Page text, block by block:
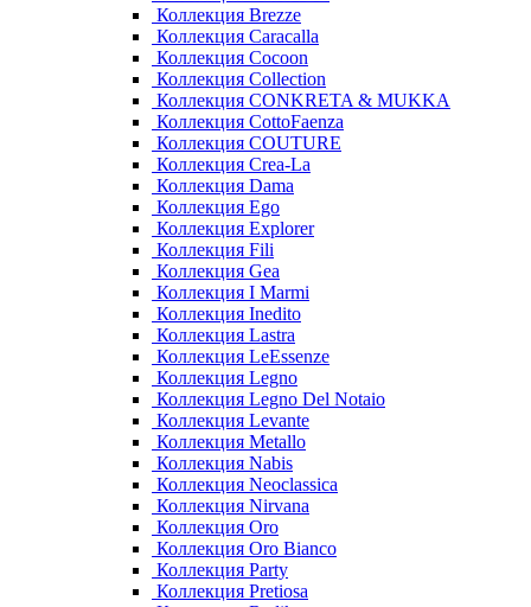
Коллекция Brezze
Коллекция Caracalla
Коллекция Cocoon
Коллекция Collection
Коллекция CONKRETA & MUKKA
Коллекция CottoFaenza
Коллекция COUTURE
Коллекция Crea-La
Коллекция Dama
Коллекция Ego
Коллекция Explorer
Коллекция Fili
Коллекция Gea
Коллекция I Marmi
Коллекция Inedito
Коллекция Lastra
Коллекция LeEssenze
Коллекция Legno
Коллекция Legno Del Notaio
Коллекция Levante
Коллекция Metallo
Коллекция Nabis
Коллекция Neoclassica
Коллекция Nirvana
Коллекция Oro
Коллекция Oro Bianco
Коллекция Party
Коллекция Pretiosa